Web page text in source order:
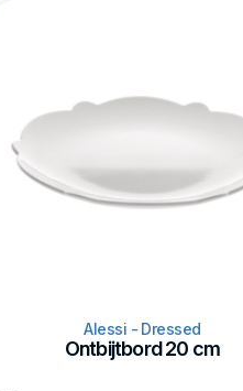
Alessi - Dressed
Ontbijtbord 20 cm